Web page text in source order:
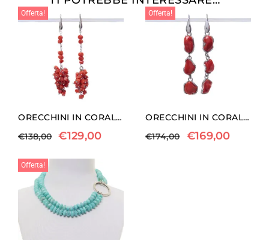
Offerta!
ORECCHINI IN CORALLO A GRAPPOLO
€138,00 €129,00
Offerta!
ORECCHINI IN CORALLO ED ARGENTO
€174,00 €169,00
Offerta!